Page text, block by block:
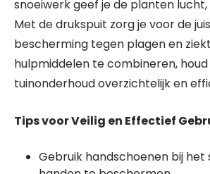
snoeiwerk geef je de planten
Met de drukspuit zorg je voor de
bescherming tegen plagen en
hulpmiddelen te combineren,
tuinonderhoud overzichtelijk en
Tips voor Veilig en Effectief
Gebruik handschoenen bij het